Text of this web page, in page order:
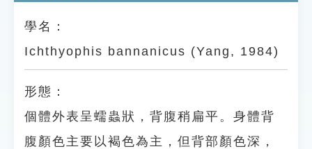
學名：
Ichthyophis bannanicus (Yang, 1984)
形態：
個體外表呈蠕蟲狀，背腹稍扁平。身體背
腹顏色主要以褐色為主，但背部顏色深，